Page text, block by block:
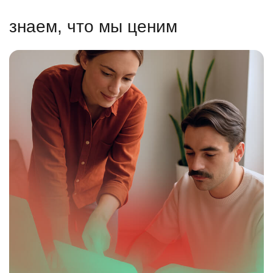
знаем, что мы ценим